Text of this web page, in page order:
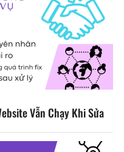
Vẫn Chạy Khi Sửa